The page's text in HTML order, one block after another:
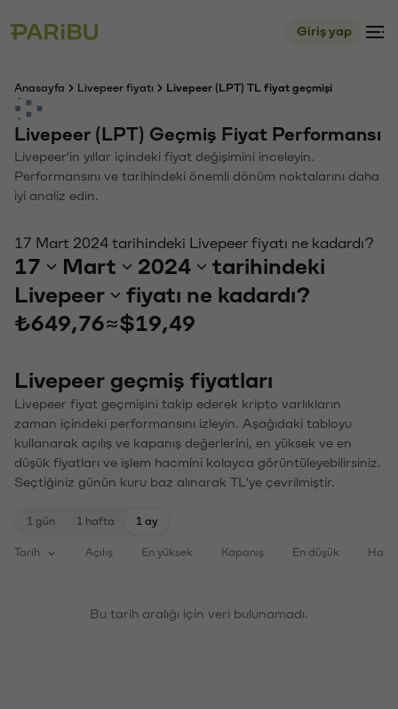
Giriş yap
Anasayfa Livepeer fiyatı Livepeer (LPT) TL fiyat geçmişi
Livepeer (LPT) Geçmiş Fiyat Performansı
Livepeer'in yıllar içindeki fiyat değişimini inceleyin.
Performansını ve tarihindeki önemli dönüm noktalarını daha
iyi analiz edin.
17 Mart 2024 tarihindeki Livepeer fiyatı ne kadardı?
17 Mart 2024
tarihindeki
Livepeer
fiyatı ne kadardı?
₺649,76≈$19,49
Livepeer geçmiş fiyatları
Livepeer fiyat geçmişini takip ederek kripto varlıkların
zaman içindeki performansını izleyin. Aşağıdaki tabloyu
kullanarak açılış ve kapanış değerlerini, en yüksek ve en
düşük fiyatları ve işlem hacmini kolayca görüntüleyebilirsiniz.
Seçtiğiniz günün kuru baz alınarak TL'ye çevrilmiştir.
1 gün 1 hafta 1 ay
Tarih Açılış En yüksek Kapanış En düşük
Bu tarih aralığı için veri bulunamadı.